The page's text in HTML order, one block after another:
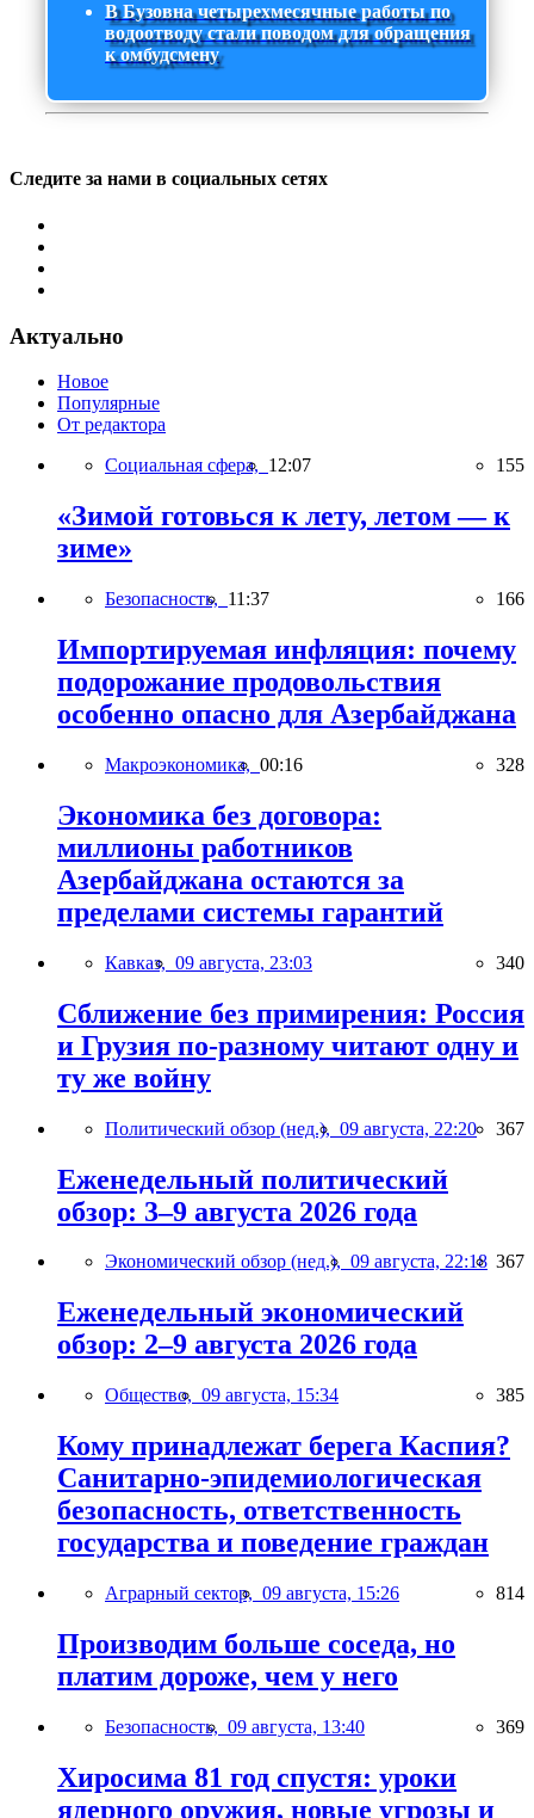
В Бузовна четырехмесячные работы по
водоотводу стали поводом для обращения
к омбудсмену
Следите за нами в социальных сетях
Актуально
Новое
Популярные
От редактора
Социальная сфера, 12:07 155
«Зимой готовься к лету, летом — к
зиме»
Безопасность, 11:37 166
Импортируемая инфляция: почему
подорожание продовольствия
особенно опасно для Азербайджана
Макроэкономика, 00:16 328
Экономика без договора:
миллионы работников
Азербайджана остаются за
пределами системы гарантий
Кавказ, 09 августа, 23:03 340
Сближение без примирения: Россия
и Грузия по-разному читают одну и
ту же войну
Политический обзор (нед.), 09 августа, 22:20 367
Еженедельный политический
обзор: 3–9 августа 2026 года
Экономический обзор (нед.), 09 августа, 22:18 367
Еженедельный экономический
обзор: 2–9 августа 2026 года
Общество, 09 августа, 15:34 385
Кому принадлежат берега Каспия?
Санитарно-эпидемиологическая
безопасность, ответственность
государства и поведение граждан
Аграрный сектор, 09 августа, 15:26 814
Производим больше соседа, но
платим дороже, чем у него
Безопасность, 09 августа, 13:40 369
Хиросима 81 год спустя: уроки
ядерного оружия, новые угрозы и